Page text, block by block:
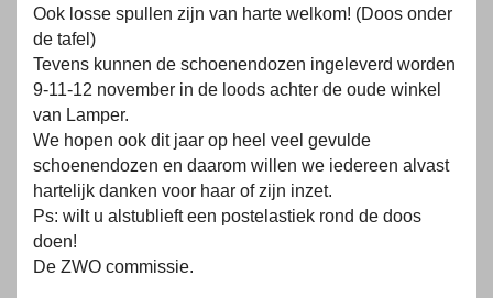
Ook losse spullen zijn van harte welkom! (Doos onder
de tafel)
Tevens kunnen de schoenendozen ingeleverd worden
9-11-12 november in de loods achter de oude winkel
van Lamper.
We hopen ook dit jaar op heel veel gevulde
schoenendozen en daarom willen we iedereen alvast
hartelijk danken voor haar of zijn inzet.
Ps: wilt u alstublieft een postelastiek rond de doos
doen!
De ZWO commissie.